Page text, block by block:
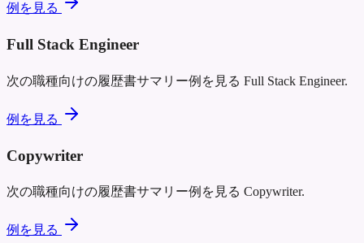
例を見る
Full Stack Engineer
次の職種向けの履歴書サマリー例を見る Full Stack Engineer.
例を見る
Copywriter
次の職種向けの履歴書サマリー例を見る Copywriter.
例を見る